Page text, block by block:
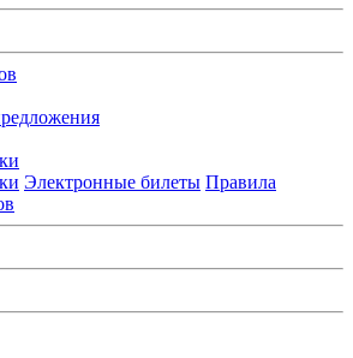
Электронные билеты Правила